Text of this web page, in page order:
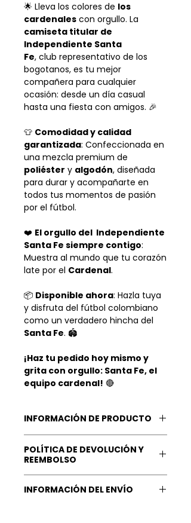
🌟 Lleva los colores de los
cardenales con orgullo. La
camiseta titular de
Independiente Santa
Fe, club representativo de los
bogotanos, es tu mejor
compañera para cualquier
ocasión: desde un día casual
hasta una fiesta con amigos. 🎉
👕 Comodidad y calidad
garantizada: Confeccionada en
una mezcla premium de
poliéster y algodón, diseñada
para durar y acompañarte en
todos tus momentos de pasión
por el fútbol.
❤️ El orgullo del Independiente
Santa Fe siempre contigo:
Muestra al mundo que tu corazón
late por el Cardenal.
📦 Disponible ahora: Hazla tuya
y disfruta del fútbol colombiano
como un verdadero hincha del
Santa Fe. 🏟️
¡Haz tu pedido hoy mismo y
grita con orgullo: Santa Fe, el
equipo cardenal! 🔴
INFORMACIÓN DE PRODUCTO
Material: Hecha de una mezcla
entre poliéster y algodón.
POLÍTICA DE DEVOLUCIÓN Y
REEMBOLSO
satisfacciónes lo más valioso
INFORMACIÓN DEL ENVÍO